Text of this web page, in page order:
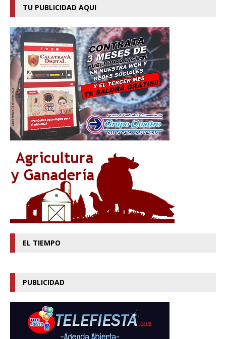
TU PUBLICIDAD AQUI
EL TIEMPO
PUBLICIDAD